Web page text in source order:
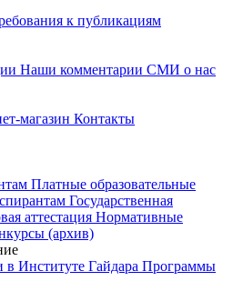
к публикациям
Наши комментарии СМИ о нас
магазин Контакты
Платные образовательные
Государственная
аттестация Нормативные
(архив)
Институте Гайдара Программы